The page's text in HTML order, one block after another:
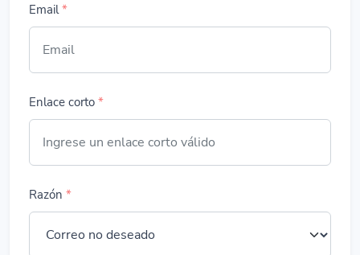
Email*
Enlace corto *
Razón *